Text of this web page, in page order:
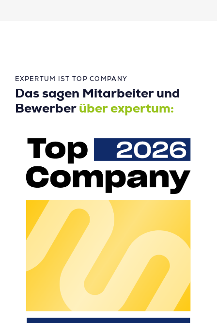
EXPERTUM IST TOP COMPANY
Das sagen Mitarbeiter und
Bewerber über expertum: